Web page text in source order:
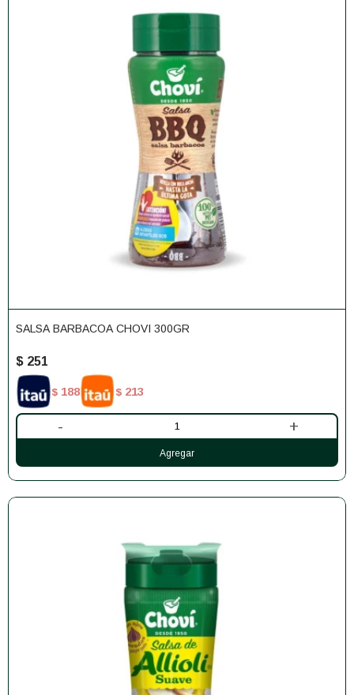
SALSA BARBACOA CHOVI 300GR
$ 251
$ 188 $ 213
- +